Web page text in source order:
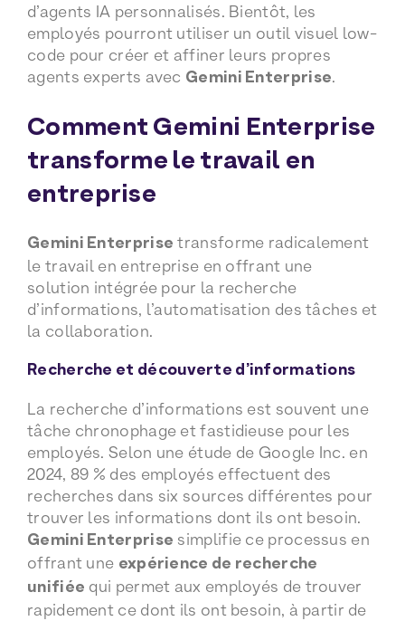
d’agents IA personnalisés. Bientôt, les
employés pourront utiliser un outil visuel low-
code pour créer et affiner leurs propres
agents experts avec Gemini Enterprise.
Comment Gemini Enterprise
transforme le travail en
entreprise
Gemini Enterprise transforme radicalement
le travail en entreprise en offrant une
solution intégrée pour la recherche
d’informations, l’automatisation des tâches et
la collaboration.
Recherche et découverte d’informations
La recherche d’informations est souvent une
tâche chronophage et fastidieuse pour les
employés. Selon une étude de Google Inc. en
2024, 89 % des employés effectuent des
recherches dans six sources différentes pour
trouver les informations dont ils ont besoin.
Gemini Enterprise simplifie ce processus en
offrant une expérience de recherche
unifiée qui permet aux employés de trouver
rapidement ce dont ils ont besoin, à partir de